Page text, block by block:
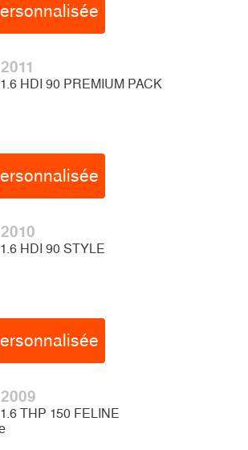
HDI 90 PREMIUM PACK
HDI 90 STYLE
THP 150 FELINE